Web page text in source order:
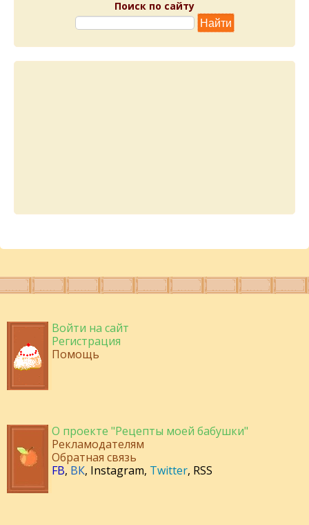
Поиск по сайту
Войти на сайт
Регистрация
Помощь
О проекте "Рецепты моей бабушки"
Рекламодателям
Обратная связь
FB, ВК, Instagram, Twitter, RSS